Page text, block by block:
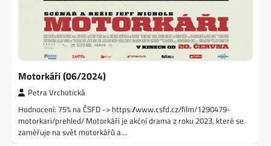
Motorkáři (06/2024)
Petra Vrchotická
Hodnocení: 75% na ČSFD -> https://www.csfd.cz/film/1290479-
motorkari/prehled/ Motorkáři je akční drama z roku 2023, které se
zaměřuje na svět motorkářů a…